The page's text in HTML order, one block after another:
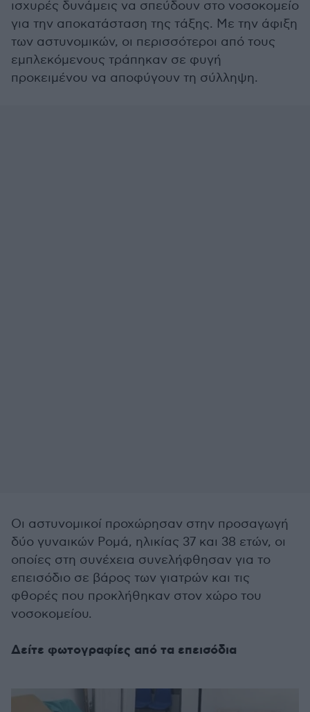
ισχυρές δυνάμεις να σπεύδουν στο νοσοκομείο
για την αποκατάσταση της τάξης. Με την άφιξη
των αστυνομικών, οι περισσότεροι από τους
εμπλεκόμενους τράπηκαν σε φυγή
προκειμένου να αποφύγουν τη σύλληψη.
Οι αστυνομικοί προχώρησαν στην προσαγωγή
δύο γυναικών Ρομά, ηλικίας 37 και 38 ετών, οι
οποίες στη συνέχεια συνελήφθησαν για το
επεισόδιο σε βάρος των γιατρών και τις
φθορές που προκλήθηκαν στον χώρο του
νοσοκομείου.
Δείτε φωτογραφίες από τα επεισόδια